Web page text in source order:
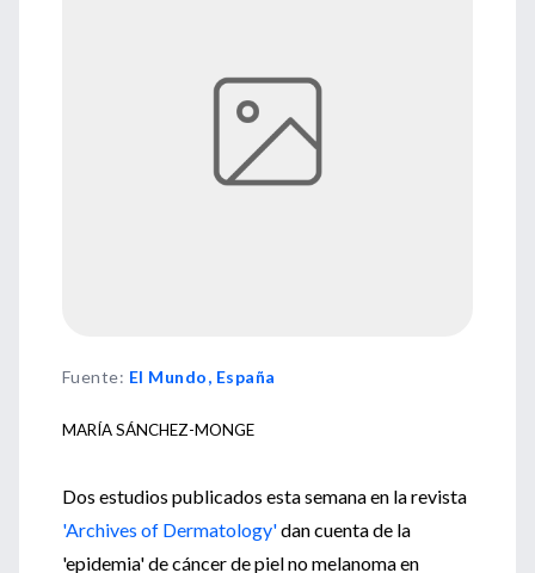
Fuente: El Mundo, España
MARÍA SÁNCHEZ-MONGE
Dos estudios publicados esta semana en la revista
'Archives of Dermatology'dan cuenta de la
'epidemia' de cáncer de piel no melanoma en